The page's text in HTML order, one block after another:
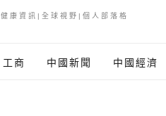
健康資訊|全球視野|個人部落格
工商 中國新聞 中國經濟